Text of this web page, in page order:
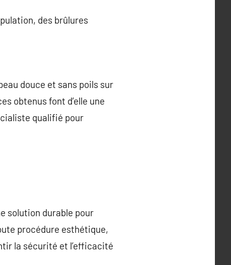
des brûlures
douce et sans poils sur
obtenus font d’elle une
qualifié pour
solution durable pour
procédure esthétique,
la sécurité et l’efficacité